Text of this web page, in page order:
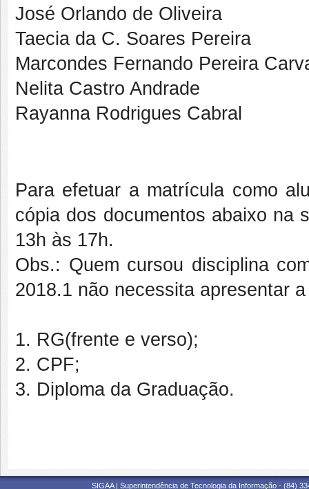
José Orlando de Oliveira
Taecia da C. Soares Pereira
Marcondes Fernando Pereira
Nelita Castro Andrade
Rayanna Rodrigues Cabral
Para efetuar a matrícula como
cópia dos documentos abaixo na
13h às 17h.
Obs.: Quem cursou disciplina
2018.1 não necessita apresentar
1. RG(frente e verso);
2. CPF;
3. Diploma da Graduação.
SIGAA | Superintendência de Tecnologia da Informação - (84)